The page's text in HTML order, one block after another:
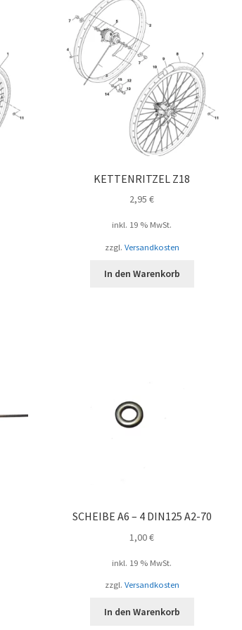
KETTENRITZEL Z18
2,95€
inkl. 19 % MwSt.
zzgl. Versandkosten
In den Warenkorb
SCHEIBE A6 – 4 DIN125 A2-70
1,00€
inkl. 19 % MwSt.
zzgl. Versandkosten
In den Warenkorb